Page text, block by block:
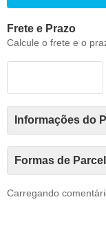
Frete e Prazo
Calcule o frete e o
Informações do
Formas de
Carregando